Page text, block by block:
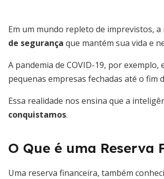
Em um mundo repleto de imprevistos,
de segurança que mantém sua vida e
A pandemia de COVID-19, por
pequenas empresas fechadas até o fim
Essa realidade nos ensina que a
conquistamos.
O Que é uma Reserva
Uma reserva financeira, também